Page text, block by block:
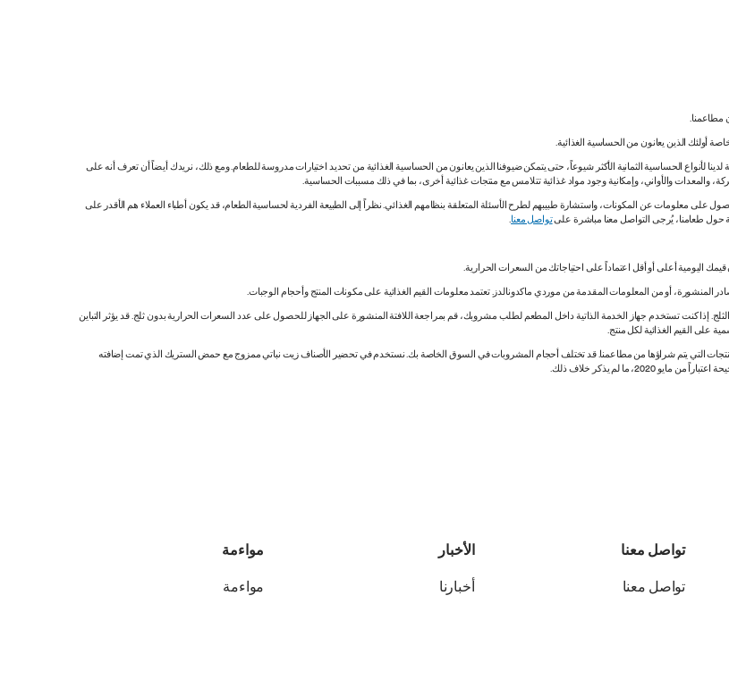
مطاعمنا.
أولئك الذين يعانون من الحساسية الغذائية.
لأنواع الحساسية الثمانية الأكثر شيوعاً، حتى يتمكن ضيوفنا الذين يعانون من الحساسية الغذائية من تحديد اختيارات مدروسة للطعام. ومع ذلك، نريدك أيضاً أن تعرف أنه على
والمعدات والأواني، وإمكانية وجود مواد غذائية تتلامس مع منتجات غذائية أخرى، بما في ذلك مسببات الحساسية.
على معلومات عن المكونات، واستشارة طبيبهم لطرح الأسئلة المتعلقة بنظامهم الغذائي. نظراً إلى الطبيعة الفردية لحساسية الطعام، قد يكون أطباء العملاء هم الأقدر على
حول طعامنا، يُرجى التواصل معنا مباشرة علىتواصل معنا.
المنشورة، أو من المعلومات المقدمة من موردي ماكدونالدز. تعتمد معلومات القيم الغذائية على مكونات المنتج وأحجام الوجبات.
إذا كنت تستخدم جهاز الخدمة الذاتية داخل المطعم لطلب مشروبك، قم بمراجعة اللافتة المنشورة على الجهاز للحصول على عدد السعرات الحرارية بدون ثلج. قد يؤثر التباين
على القيم الغذائية لكل منتج.
التي يتم شراؤها من مطاعمنا. قد تختلف أحجام المشروبات في السوق الخاصة بك. نستخدم في تحضير الأصناف زيت نباتي ممزوج مع حمض الستريك الذي تمت إضافته
ما لم يذكر خلاف ذلك.
تواصل معنا
تواصل معنا
الأخبار
أخبارنا
مواءمة
مواءمة